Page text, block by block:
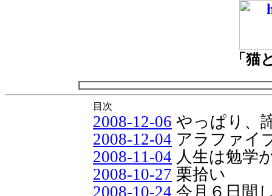
「猫
目次
2008-12-06 やっぱり、
2008-12-04 アラファイ
2008-11-04 人生は勉学
2008-10-27 栗拾い
2008-10-24 今月６日間